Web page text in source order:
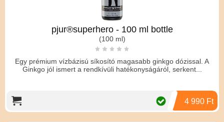
pjur®superhero - 100 ml bottle
(100 ml)
Egy prémium vízbázisú síkosító magasabb ginkgo dózissal. A
Ginkgo jól ismert a rendkívüli hatékonyságáról, serkent...
4 990 Ft